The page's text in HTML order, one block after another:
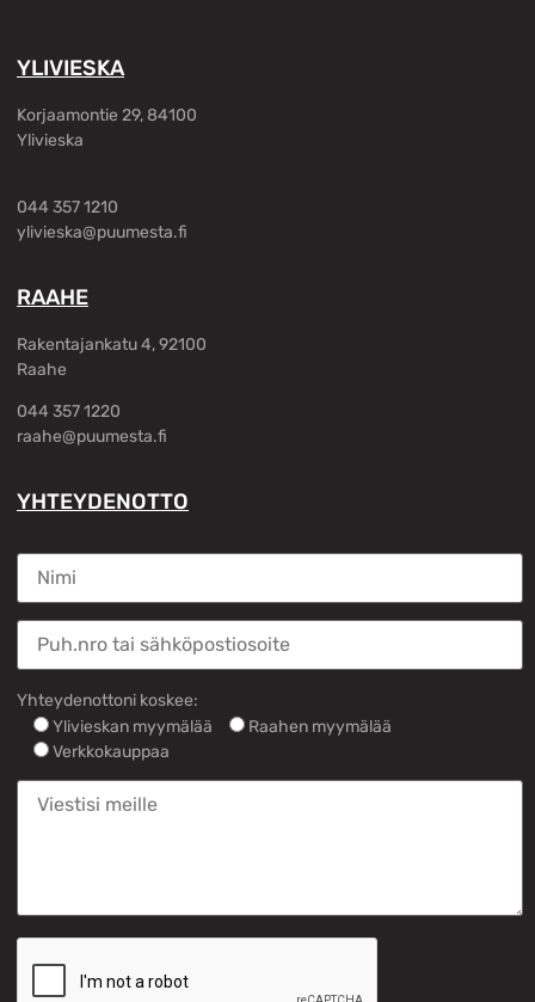
YLIVIESKA
Korjaamontie 29, 84100
Ylivieska
044 357 1210
ylivieska@puumesta.fi
RAAHE
Rakentajankatu 4, 92100
Raahe
044 357 1220
raahe@puumesta.fi
YHTEYDENOTTO
Yhteydenottoni koskee:
Ylivieskan myymälää
Raahen myymälää
Verkkokauppaa